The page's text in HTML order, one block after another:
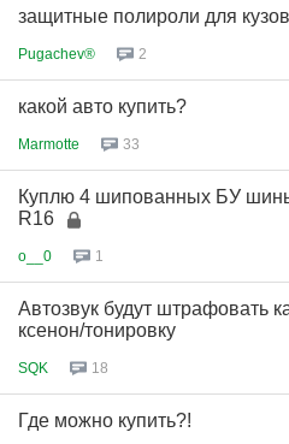
защитные полироли для
Pugachev® 2
какой авто купить?
Marmotte 33
Куплю 4 шипованных БУ
R16
o__0 1
Автозвук будут штрафовать
ксенон/тонировку
SQK 18
Где можно купить?!